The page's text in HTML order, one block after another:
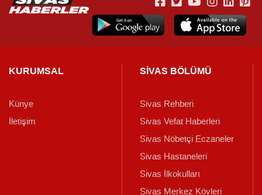
KURUMSAL
Künye
İletişim
SİVAS BÖLÜMÜ
Sivas Rehberi
Sivas Vefat Haberleri
Sivas Nöbetçi Eczaneler
Sivas Hastaneleri
Sivas İlkokulları
Sivas Merkez Köyleri